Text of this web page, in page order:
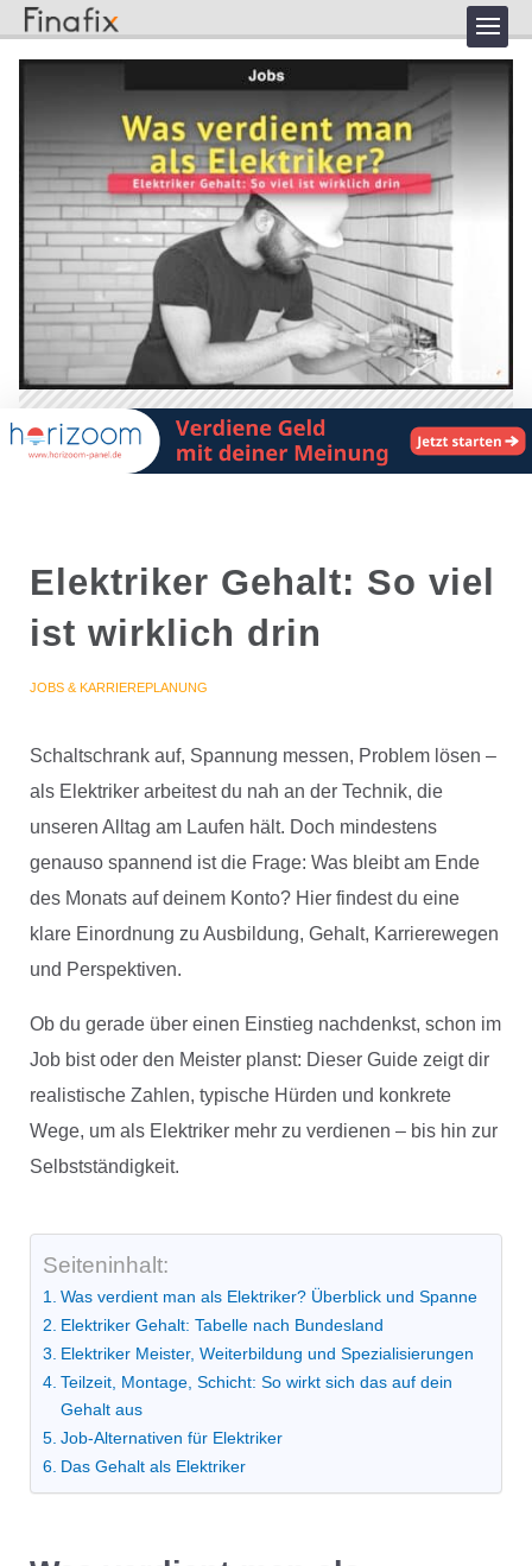
Elektriker Gehalt: So viel
ist wirklich drin
JOBS & KARRIEREPLANUNG
Schaltschrank auf, Spannung messen, Problem lösen –
als Elektriker arbeitest du nah an der Technik, die
unseren Alltag am Laufen hält. Doch mindestens
genauso spannend ist die Frage: Was bleibt am Ende
des Monats auf deinem Konto? Hier findest du eine
klare Einordnung zu Ausbildung, Gehalt, Karrierewegen
und Perspektiven.
Ob du gerade über einen Einstieg nachdenkst, schon im
Job bist oder den Meister planst: Dieser Guide zeigt dir
realistische Zahlen, typische Hürden und konkrete
Wege, um als Elektriker mehr zu verdienen – bis hin zur
Selbstständigkeit.
Seiteninhalt:
Was verdient man als Elektriker? Überblick und Spanne
Elektriker Gehalt: Tabelle nach Bundesland
Elektriker Meister, Weiterbildung und Spezialisierungen
Teilzeit, Montage, Schicht: So wirkt sich das auf dein
Gehalt aus
Job-Alternativen für Elektriker
Das Gehalt als Elektriker